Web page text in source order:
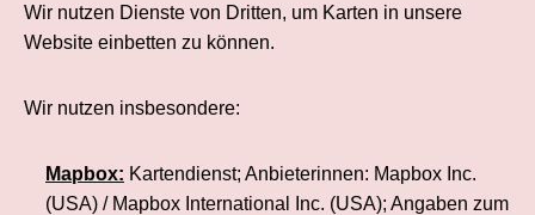
Wir nutzen Dienste von Dritten, um Karten in unsere
Website einbetten zu können.
Wir nutzen insbesondere:
Mapbox: Kartendienst; Anbieterinnen: Mapbox Inc.
(USA) / Mapbox International Inc. (USA); Angaben zum